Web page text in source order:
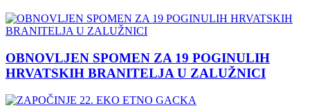
OBNOVLJEN SPOMEN ZA 19 POGINULIH
HRVATSKIH BRANITELJA U ZALUŽNICI